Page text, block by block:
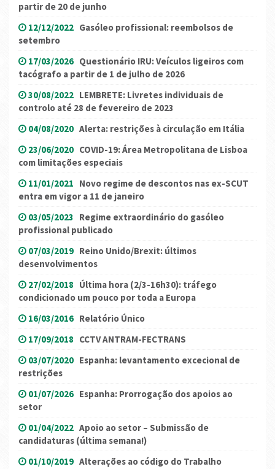
partir de 20 de junho
12/12/2022 Gasóleo profissional: reembolsos de
setembro
17/03/2026 Questionário IRU: Veículos ligeiros com
tacógrafo a partir de 1 de julho de 2026
30/08/2022 LEMBRETE: Livretes individuais de
controlo até 28 de fevereiro de 2023
04/08/2020 Alerta: restrições à circulação em Itália
23/06/2020 COVID-19: Área Metropolitana de Lisboa
com limitações especiais
11/01/2021 Novo regime de descontos nas ex-SCUT
entra em vigor a 11 de janeiro
03/05/2023 Regime extraordinário do gasóleo
profissional publicado
07/03/2019 Reino Unido/Brexit: últimos
desenvolvimentos
27/02/2018 Última hora (2/3-16h30): tráfego
condicionado um pouco por toda a Europa
16/03/2016 Relatório Único
17/09/2018 CCTV ANTRAM-FECTRANS
03/07/2020 Espanha: levantamento excecional de
restrições
01/07/2026 Espanha: Prorrogação dos apoios ao
setor
01/04/2022 Apoio ao setor – Submissão de
candidaturas (última semana!)
01/10/2019 Alterações ao código do Trabalho